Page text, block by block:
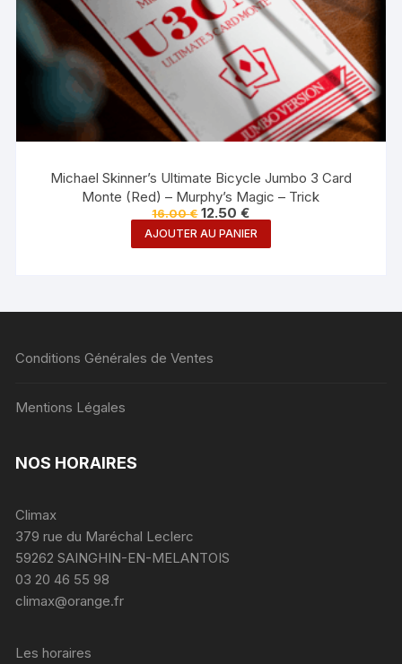
Michael Skinner’s Ultimate Bicycle Jumbo 3 Card
Monte (Red) – Murphy’s Magic – Trick
16.00€ Le
prix
initial
était :
12.50€Le
prix
actuel
est :
AJOUTER AU PANIER
Conditions Générales de Ventes
Mentions Légales
NOS HORAIRES
Climax
379 rue du Maréchal Leclerc
59262 SAINGHIN-EN-MELANTOIS
03 20 46 55 98
climax@orange.fr
Les horaires